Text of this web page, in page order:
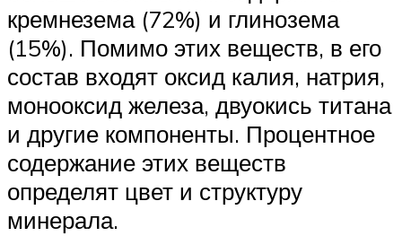
кремнезема (72%) и глинозема
(15%). Помимо этих веществ, в его
состав входят оксид калия, натрия,
монооксид железа, двуокись титана
и другие компоненты. Процентное
содержание этих веществ
определят цвет и структуру
минерала.